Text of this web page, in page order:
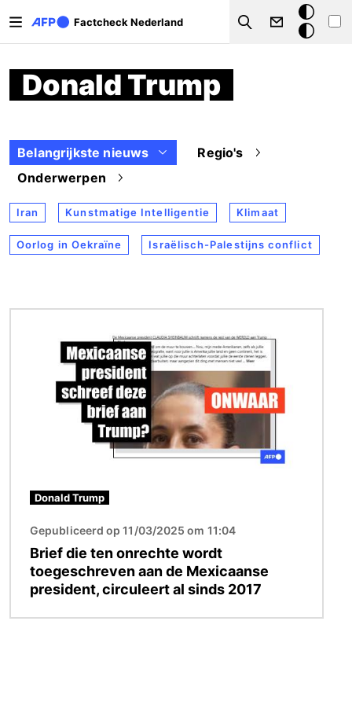
Factcheck Nederland
Search
Donkere
modus
Donald Trump
Belangrijkste nieuws
Regio's
Onderwerpen
Iran Kunstmatige Intelligentie Klimaat
Oorlog in Oekraïne Israëlisch-Palestijns conflict
Donald Trump
Gepubliceerd op 11/03/2025 om 11:04
Brief die ten onrechte wordt
toegeschreven aan de Mexicaanse
president, circuleert al sinds 2017